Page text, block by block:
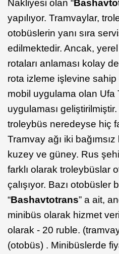
Nakliyesi olan “
yapılıyor. Tramvaylar,
otobüslerin yanı sıra
edilmektedir. Ancak,
rotaları anlaması kolay
rota izleme işlevine
mobil uygulama olan Ufa
uygulaması
troleybüs neredeyse hiç
Tramvay ağı iki bağımsız
kuzey ve güney. Rus
farklı olarak troleybüslar
çalışıyor. Bazı otobüsler
“Bashavtotrans” a ait,
minibüs olarak hizmet
olarak - 20 ruble.
(otobüs) . Minibüslerde